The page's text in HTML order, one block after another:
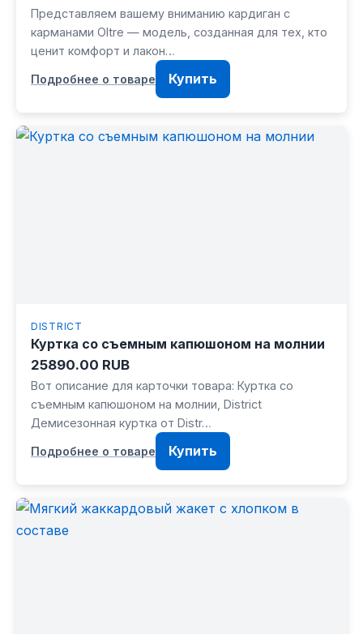
Представляем вашему вниманию кардиган с
карманами Oltre — модель, созданная для тех, кто
ценит комфорт и лакон…
Подробнее о товаре Купить
DISTRICT
Куртка со съемным капюшоном на молнии
25890.00 RUB
Вот описание для карточки товара: Куртка со
съемным капюшоном на молнии, District
Демисезонная куртка от Distr…
Подробнее о товаре Купить